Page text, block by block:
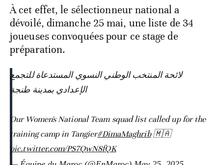
À cet effet, le sélectionneur national a
dévoilé, dimanche 25 mai, une liste de 34
joueuses convoquées pour ce stage de
préparation.
لائحة المنتخب الوطني النسوي المستدعاة للتجمع
الإعدادي بمدينة طنجة
Our Women's National Team squad list called up for the
training camp in Tangier#DimaMaghrib🇲🇦
pic.twitter.com/PS7QwN8fQK